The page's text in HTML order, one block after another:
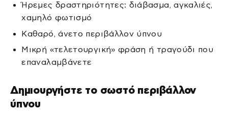
Ήρεμες δραστηριότητες: διάβασμα, αγκαλιές,
χαμηλό φωτισμό
Καθαρό, άνετο περιβάλλον ύπνου
Μικρή «τελετουργική» φράση ή τραγούδι που
επαναλαμβάνετε
Δημιουργήστε το σωστό περιβάλλον
ύπνου